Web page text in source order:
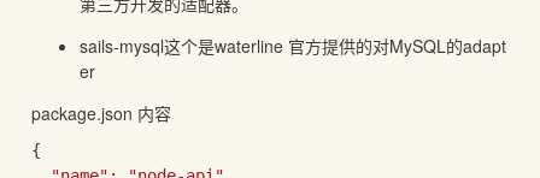
sails-mysql这个是waterline 官方提供的对MySQL的adapt
er
package.json 内容
{